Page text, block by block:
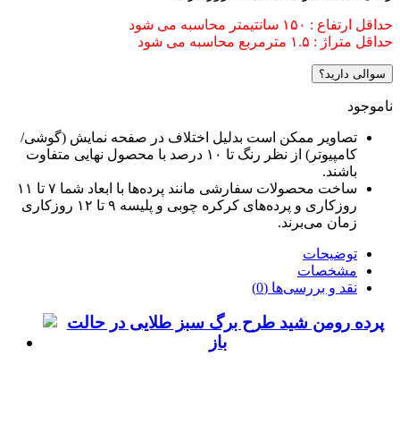
حداقل ارتفاع : ۱۵۰ سانتیمتر محاسبه می شود
حداقل متراژ : ۱.۵ مترمربع محاسبه می شود
سوالی دارید؟
ناموجود
تصاویر ممکن است بدلیل اختلاف در صفحه نمایش (گوشی/
کامپیوتر) از نظر رنگ تا ۱۰ درصد با محصول نهایی متفاوت
باشند.
ساخت محصولات سفارشی مانند پرده‌ها با ابعاد شما ۷ تا ۱۱
روزکاری و پرده‌های کرکره چوبی و پلیسه ۹ تا ۱۲ روزکاری
زمان می‌برند.
توضیحات
مشخصات
نقد و بررسی‌ها (0)